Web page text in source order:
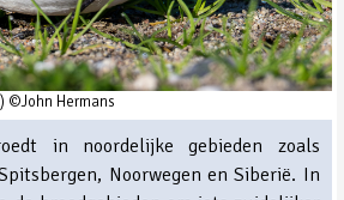
©John Hermans
in noordelijke gebieden zoals
Noorwegen en Siberië. In